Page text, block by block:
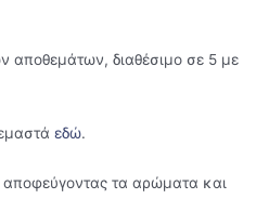
αποθεμάτων, διαθέσιμο σε 5 με
εδώ.
τα αρώματα και